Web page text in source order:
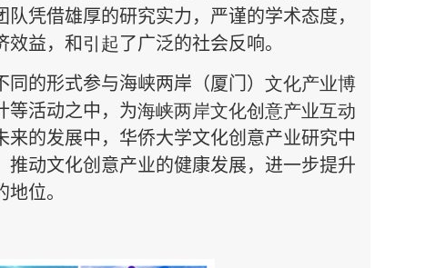
凭借雄厚的研究实力，严谨的学术态度，
效益，和引起了广泛的社会反响。
的形式参与海峡两岸（厦门） 文化产业博
等活动之中，为海峡两岸文化创意产业互动
的发展中，华侨大学文化创意产业研究中
动文化创意产业的健康发展，进一步提升
位。